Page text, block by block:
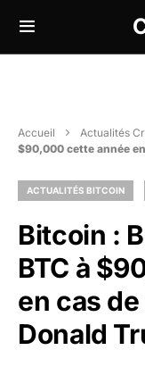
Accueil Actualités
$90,000 cette année
ACTUALITÉS BITCOIN
Bitcoin :
BTC à
en cas
Donald